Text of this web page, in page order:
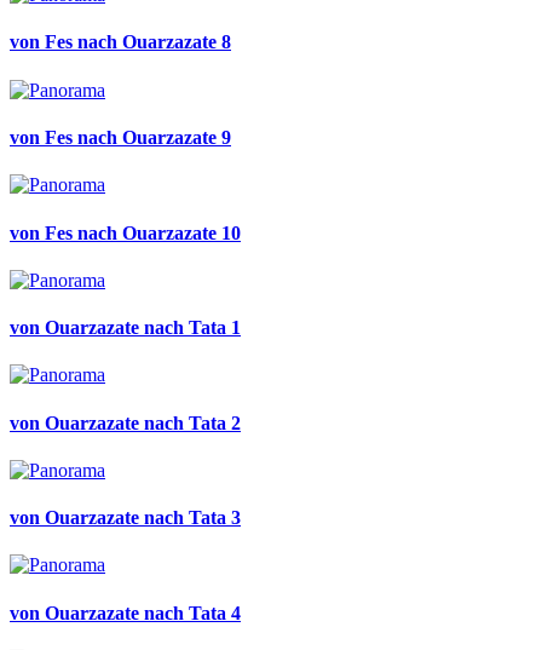
von Fes nach Ouarzazate 8
von Fes nach Ouarzazate 9
von Fes nach Ouarzazate 10
von Ouarzazate nach Tata 1
von Ouarzazate nach Tata 2
von Ouarzazate nach Tata 3
von Ouarzazate nach Tata 4